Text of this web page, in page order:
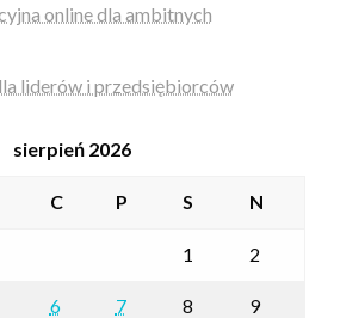
online dla ambitnych
liderów i przedsiębiorców
sierpień 2026
C P S N
1 2
6 7 8 9